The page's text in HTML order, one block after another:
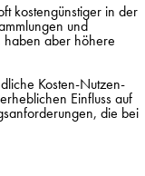
kostengünstiger in der
und
haben aber höhere
Kosten-Nutzen-
Einfluss auf
die bei